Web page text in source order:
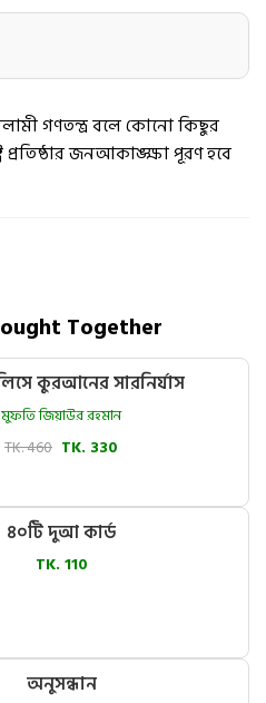
গণতন্ত্র বলে কোনো কিছুর
প্রতিষ্ঠার জনআকাঙ্ক্ষা পূরণ হবে
Together
কুরআনের সারনির্যাস
মুফতি জিয়াউর রহমান
TK. 460 TK. 330
৪০টি দুআ কার্ড
TK. 110
অনুসন্ধান